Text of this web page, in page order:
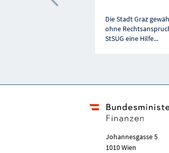
Die Stadt Graz
ohne
StSUG eine Hilfe...
Vorherige Förderung
Johannesgasse 5
1010 Wien